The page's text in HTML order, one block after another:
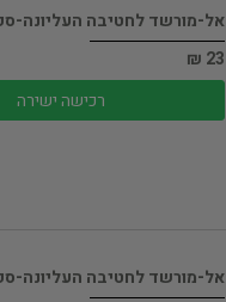
אל-מורשד לחטיבה העליונה-
23 ₪
רכישה ישירה
אל-מורשד לחטיבה העליונה-